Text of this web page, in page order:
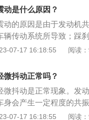
抖动影响到车内，建议
气是汽车的鼻子，如果
重导致的，由于气缸
致车辆震动现象，建议
导致的，建议重新固定
的原因，如果不重视汽
动是什么原因？
动的原因是由于发动机
辆传动系统所导致；踩
的固定支架是否可靠、
动；还有检查方向盘抖
会出现抖动有时还伴随
）。轮胎老旧：行驶时
这种情况由于轮胎在日
轮胎即可。车辆传动系
07-17 16:18:55 阅读
微抖动正常吗？
微抖动是正常现象。发
身会产生一定程度的共
架是否可靠，支撑脚是
07-17 16:18:55 阅读